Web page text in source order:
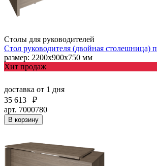
Столы для руководителей
Стол руководителя (двойная столешница)
размер: 2200х900х750 мм
Хит продаж
доставка от 1 дня
35 613
₽
арт. 7000780
В корзину